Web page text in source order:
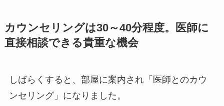
カウンセリングは30～40分程度。医師に
直接相談できる貴重な機会
しばらくすると、部屋に案内され「医師とのカウ
ンセリング」になりました。